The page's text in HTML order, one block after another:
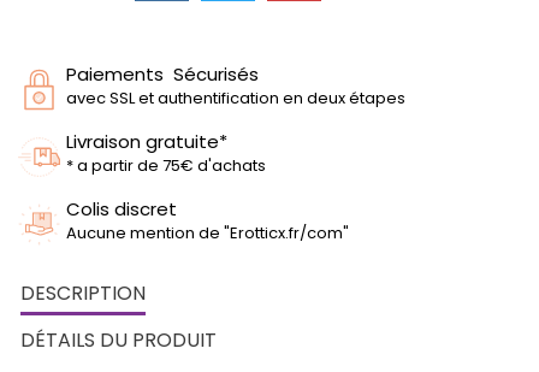
Paiements Sécurisés
avec SSL et authentification en deux étapes
Livraison gratuite*
* a partir de 75€ d'achats
Colis discret
Aucune mention de "Erotticx.fr/com"
DESCRIPTION
DÉTAILS DU PRODUIT